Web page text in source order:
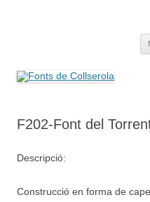
F202-Font del
Descripció:
Construcció en forma de